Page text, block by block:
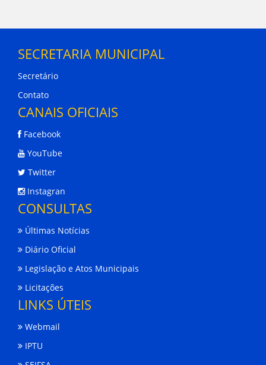
SECRETARIA MUNICIPAL
Secretário
Contato
CANAIS OFICIAIS
Facebook
YouTube
Twitter
Instagran
CONSULTAS
Últimas Notícias
Diário Oficial
Legislação e Atos Municipais
Licitações
LINKS ÚTEIS
Webmail
IPTU